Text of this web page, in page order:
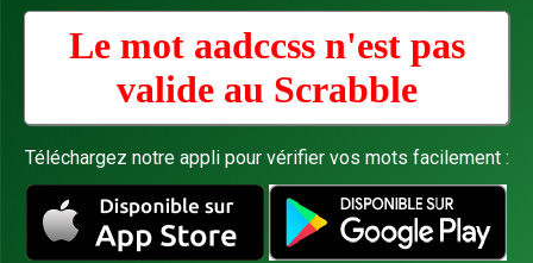
Le mot aadccss n'est pas
valide au Scrabble
Téléchargez notre appli pour vérifier vos mots facilement :